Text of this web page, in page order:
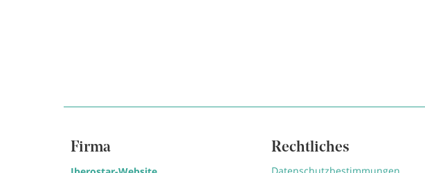
Firma Rechtliches